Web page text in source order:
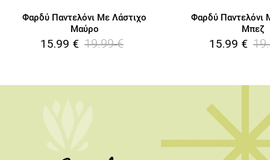
Φαρδύ Παντελόνι Με Λάστιχο
Μαύρο
15.99 € 19.99 €
Φαρδύ Παντελόνι
Μπεζ
15.99 €